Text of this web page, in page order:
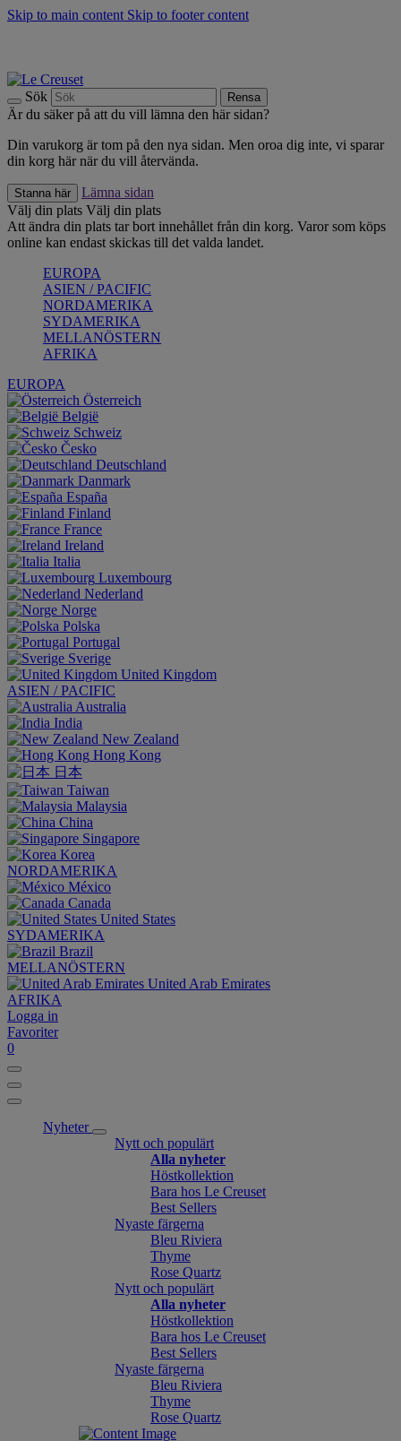
Skip to main content Skip to footer content
Sök Rensa
Är du säker på att du vill lämna den här sidan?
Din varukorg är tom på den nya sidan. Men oroa dig inte, vi sparar
din korg här när du vill återvända.
Stanna här
Lämna sidan
Välj din plats Välj din plats
Att ändra din plats tar bort innehållet från din korg. Varor som köps
online kan endast skickas till det valda landet.
EUROPA
ASIEN / PACIFIC
NORDAMERIKA
SYDAMERIKA
MELLANÖSTERN
AFRIKA
EUROPA
Österreich
België
Schweiz
Česko
Deutschland
Danmark
España
Finland
France
Ireland
Italia
Luxembourg
Nederland
Norge
Polska
Portugal
Sverige
United Kingdom
ASIEN / PACIFIC
Australia
India
New Zealand
Hong Kong
日本
Taiwan
Malaysia
China
Singapore
Korea
NORDAMERIKA
México
Canada
United States
SYDAMERIKA
Brazil
MELLANÖSTERN
United Arab Emirates
AFRIKA
Logga in
Favoriter
0
Nyheter
Nytt och populärt
Alla nyheter
Höstkollektion
Bara hos Le Creuset
Best Sellers
Nyaste färgerna
Bleu Riviera
Thyme
Rose Quartz
Nytt och populärt
Alla nyheter
Höstkollektion
Bara hos Le Creuset
Best Sellers
Nyaste färgerna
Bleu Riviera
Thyme
Rose Quartz